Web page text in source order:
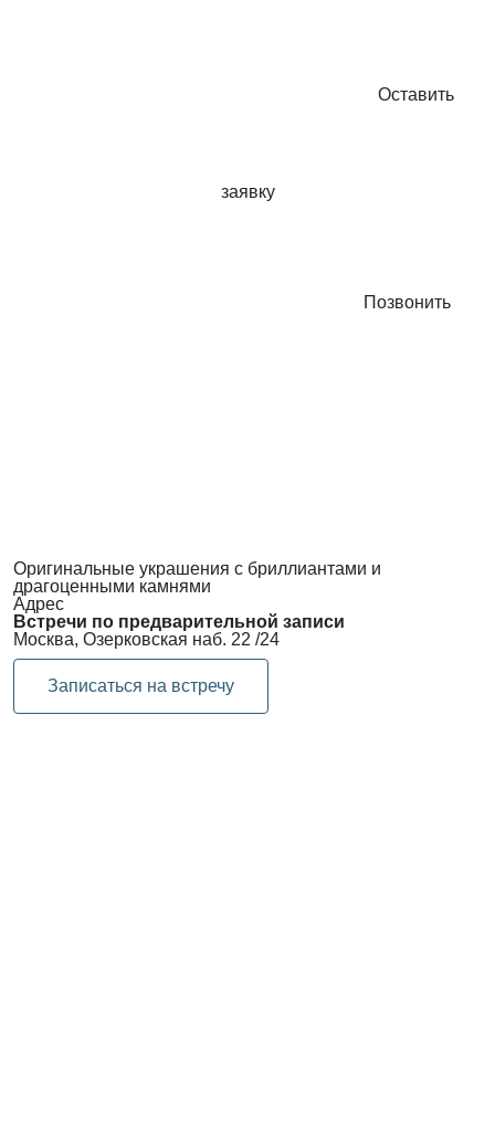
Оставить
заявку
Позвонить
Оригинальные украшения с бриллиантами и
драгоценными камнями
Адрес
Встречи по предварительной записи
Москва, Озерковская наб. 22 /24
Записаться на встречу